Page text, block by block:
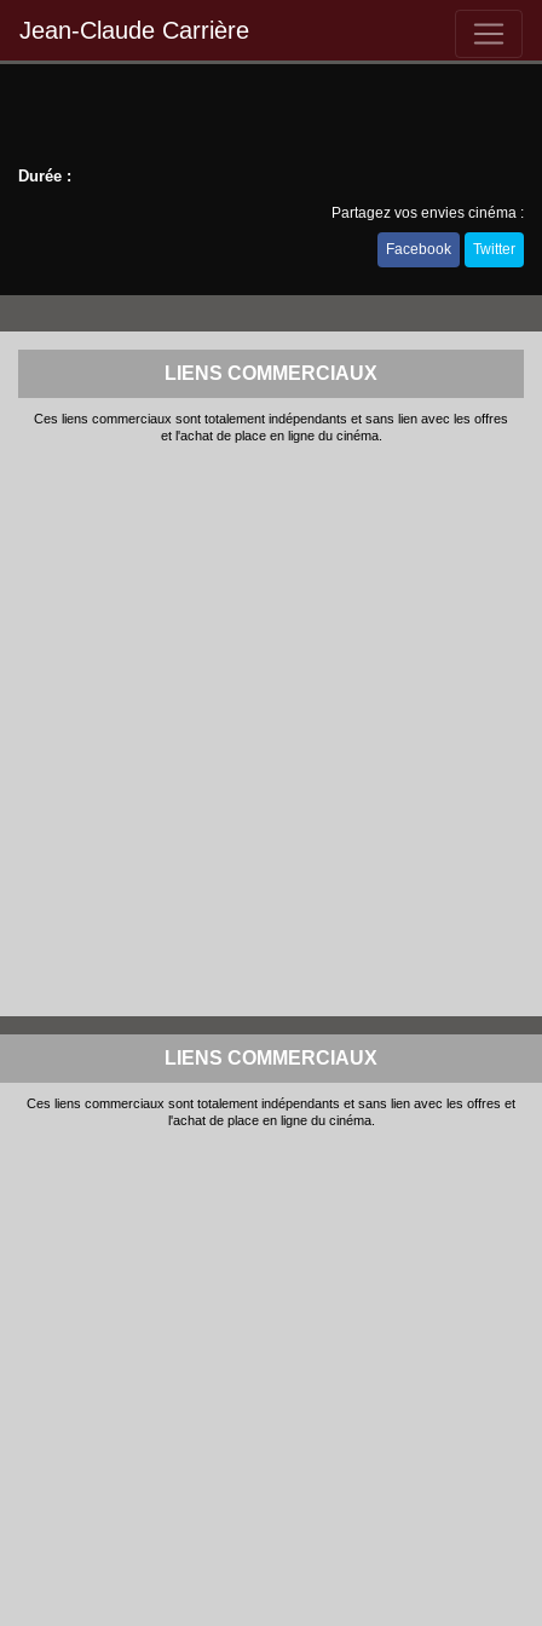
Jean-Claude Carrière
Durée :
Partagez vos envies cinéma :
Facebook Twitter
LIENS COMMERCIAUX
Ces liens commerciaux sont totalement indépendants et sans lien avec les offres
et l'achat de place en ligne du cinéma.
LIENS COMMERCIAUX
Ces liens commerciaux sont totalement indépendants et sans lien avec les offres et
l'achat de place en ligne du cinéma.